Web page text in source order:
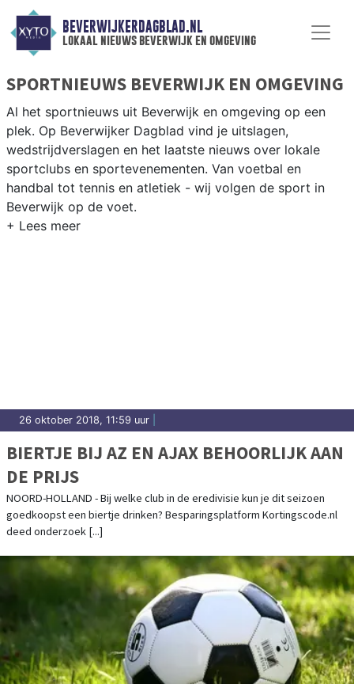
BEVERWIJKERDAGBLAD.NL
lokaal nieuws beverwijk en omgeving
SPORTNIEUWS BEVERWIJK EN OMGEVING
Al het sportnieuws uit Beverwijk en omgeving op een
plek. Op Beverwijker Dagblad vind je uitslagen,
wedstrijdverslagen en het laatste nieuws over lokale
sportclubs en sportevenementen. Van voetbal en
handbal tot tennis en atletiek - wij volgen de sport in
Beverwijk op de voet.
26 oktober 2018, 11:59 uur
BIERTJE BIJ AZ EN AJAX BEHOORLIJK AAN
DE PRIJS
NOORD-HOLLAND - Bij welke club in de eredivisie kun je dit seizoen
goedkoopst een biertje drinken? Besparingsplatform Kortingscode.nl
deed onderzoek [...]